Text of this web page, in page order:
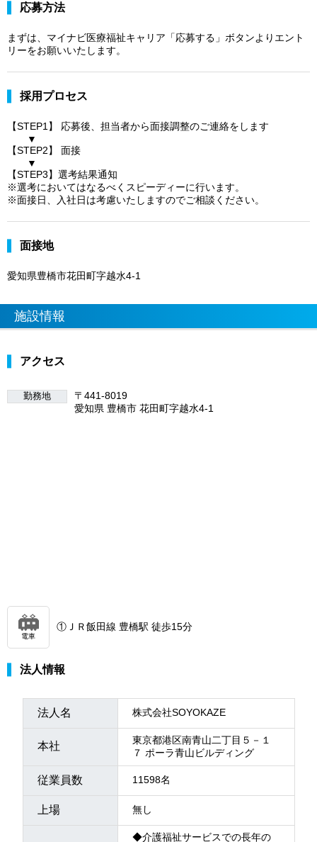
応募方法
まずは、マイナビ医療福祉キャリア「応募する」ボタンよりエント
リーをお願いいたします。
採用プロセス
【STEP1】 応募後、担当者から面接調整のご連絡をします
▼
【STEP2】 面接
▼
【STEP3】選考結果通知
※選考においてはなるべくスピーディーに行います。
※面接日、入社日は考慮いたしますのでご相談ください。
面接地
愛知県豊橋市花田町字越水4-1
施設情報
アクセス
勤務地
〒441-8019
愛知県 豊橋市 花田町字越水4-1
電車
①ＪＲ飯田線 豊橋駅 徒歩15分
法人情報
法人名 株式会社SOYOKAZE
本社
東京都港区南青山二丁目５－１
７ ポーラ青山ビルディング
従業員数 11598名
上場 無し
◆介護福祉サービスでの長年の